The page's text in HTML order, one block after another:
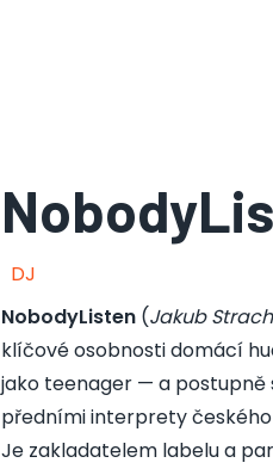
DJ
NobodyListen(Jakub Strach
klíčové osobnosti domácí
jako teenager — a
předními interprety
Je zakladatelem labelu a